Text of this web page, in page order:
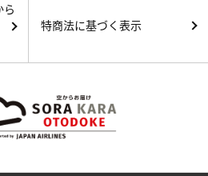
特商法に基づく表示